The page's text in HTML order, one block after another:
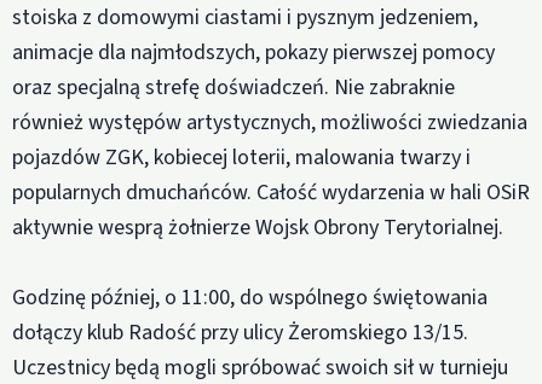
stoiska z domowymi ciastami i pysznym jedzeniem,
animacje dla najmłodszych, pokazy pierwszej pomocy
oraz specjalną strefę doświadczeń. Nie zabraknie
również występów artystycznych, możliwości zwiedzania
pojazdów ZGK, kobiecej loterii, malowania twarzy i
popularnych dmuchańców. Całość wydarzenia w hali OSiR
aktywnie wesprą żołnierze Wojsk Obrony Terytorialnej.
Godzinę później, o 11:00, do wspólnego świętowania
dołączy klub Radość przy ulicy Żeromskiego 13/15.
Uczestnicy będą mogli spróbować swoich sił w turnieju